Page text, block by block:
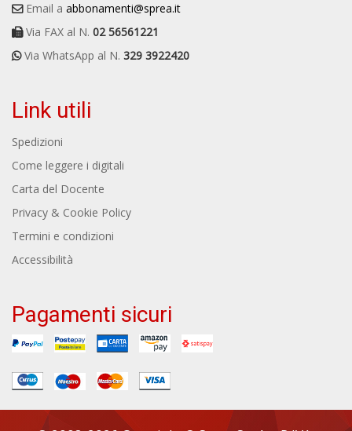
Email a abbonamenti@sprea.it
Via FAX al N. 02 56561221
Via WhatsApp al N. 329 3922420
Link utili
Spedizioni
Come leggere i digitali
Carta del Docente
Privacy & Cookie Policy
Termini e condizioni
Accessibilità
Pagamenti sicuri